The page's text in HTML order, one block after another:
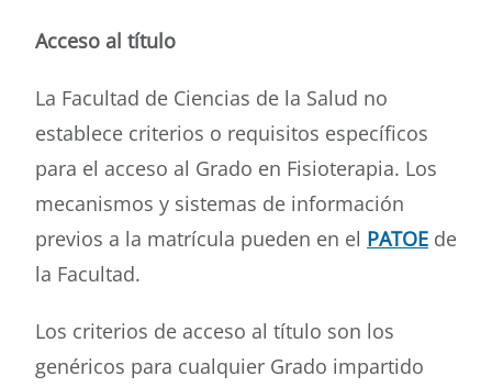
Acceso al título
La Facultad de Ciencias de la Salud no
establece criterios o requisitos específicos
para el acceso al Grado en Fisioterapia. Los
mecanismos y sistemas de información
previos a la matrícula pueden en el PATOEde
la Facultad.
Los criterios de acceso al título son los
genéricos para cualquier Grado impartido